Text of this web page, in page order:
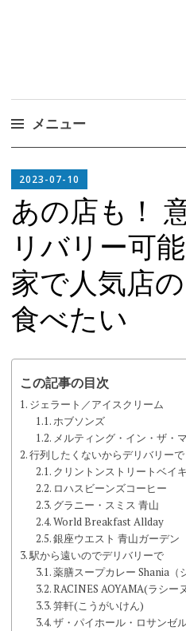
メニュー
ン
テ
ン
ツ
へ
ス
キ
ッ
2023-07-10
CHIEF
あの店も！
リバリー可
家で人気店
食べたい
この記事の目次
ジェラート／アイスクリーム
ホブソンズ
メルティング・イン・ザ・
行列したくないからデリバリーで
クリントンストリートベイ
ロハスビーンズコーヒー
グラニー・スミス 青山
World Breakfast Allday
銀座ウエスト 青山ガーデン
駅から遠いのでデリバリーで
薬膳スープカレー Shania（
RACINES AOYAMA(ラシー
笄軒(こうがいけん)
ザ・パイホール・ロサンゼ